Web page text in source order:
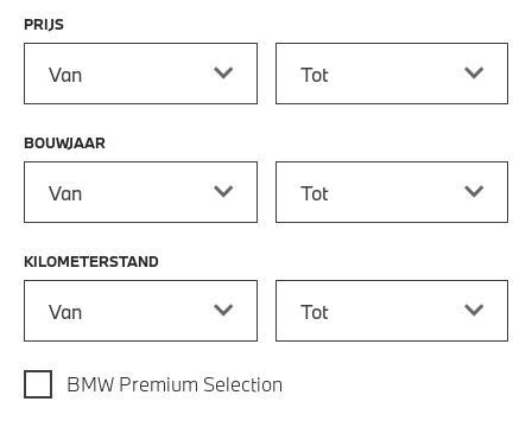
PRIJS
BOUWJAAR
KILOMETERSTAND
BMW Premium Selection